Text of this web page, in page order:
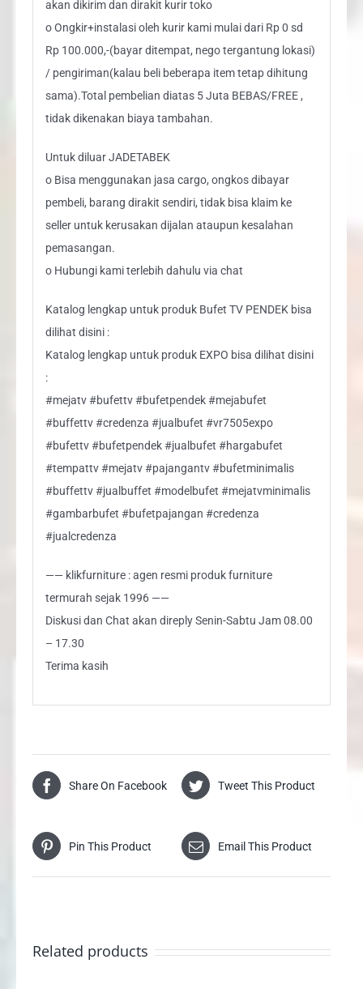
akan dikirim dan dirakit kurir toko
o Ongkir+instalasi oleh kurir kami mulai dari Rp 0 sd
Rp 100.000,-(bayar ditempat, nego tergantung lokasi)
/ pengiriman(kalau beli beberapa item tetap dihitung
sama).Total pembelian diatas 5 Juta BEBAS/FREE ,
tidak dikenakan biaya tambahan.
Untuk diluar JADETABEK
o Bisa menggunakan jasa cargo, ongkos dibayar
pembeli, barang dirakit sendiri, tidak bisa klaim ke
seller untuk kerusakan dijalan ataupun kesalahan
pemasangan.
o Hubungi kami terlebih dahulu via chat
Katalog lengkap untuk produk Bufet TV PENDEK bisa
dilihat disini :
Katalog lengkap untuk produk EXPO bisa dilihat disini
:
#mejatv #bufettv #bufetpendek #mejabufet
#buffettv #credenza #jualbufet #vr7505expo
#bufettv #bufetpendek #jualbufet #hargabufet
#tempattv #mejatv #pajangantv #bufetminimalis
#buffettv #jualbuffet #modelbufet #mejatvminimalis
#gambarbufet #bufetpajangan #credenza
#jualcredenza
—— klikfurniture : agen resmi produk furniture
termurah sejak 1996 ——
Diskusi dan Chat akan direply Senin-Sabtu Jam 08.00
– 17.30
Terima kasih
Share On Facebook Tweet This Product
Pin This Product Email This Product
Related products